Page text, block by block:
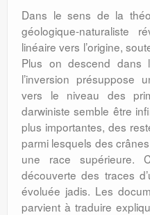
Dans le sens de la
géologique-naturaliste
linéaire vers l’origine,
Plus on descend dans
l’inversion présuppose
vers le niveau des
darwiniste semble être
plus importantes, des
parmi lesquels des
une race supérieure.
découverte des traces
évoluée jadis. Les
parvient à traduire